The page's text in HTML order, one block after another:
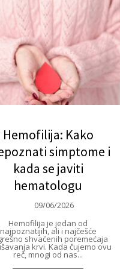
Hemofilija: Kako
simptome i
kada se javiti
hematologu
09/06/2026
Hemofilija je jedan od
najpoznatijih, ali i najčešće
shvaćenih poremećaja
krvi. Kada čujemo ovu
reč, mnogi od nas...